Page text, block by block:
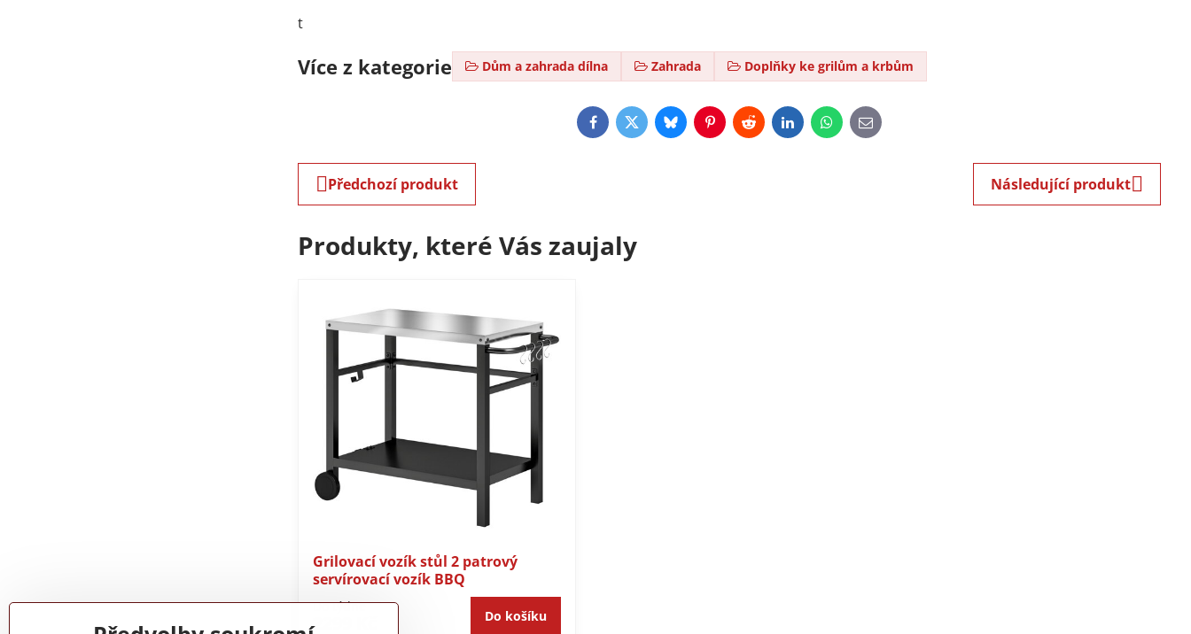
t
Více z kategorie Dům a zahrada dílna Zahrada Doplňky ke grilům a krbům
FacebookTwitterBlueskyPinterestRedditLinkedInWhatsApp
E-
mail
Předchozí produkt Následující produkt
Produkty, které Vás zaujaly
Grilovací vozík stůl 2 patrový
servírovací vozík BBQ
Do týdne
2299 Kč Do košíku